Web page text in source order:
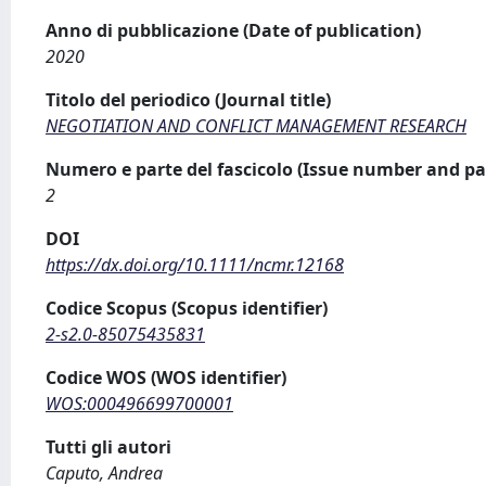
Anno di pubblicazione (Date of publication)
2020
Titolo del periodico (Journal title)
NEGOTIATION AND CONFLICT MANAGEMENT RESEARCH
Numero e parte del fascicolo (Issue number and
2
DOI
https://dx.doi.org/10.1111/ncmr.12168
Codice Scopus (Scopus identifier)
2-s2.0-85075435831
Codice WOS (WOS identifier)
WOS:000496699700001
Tutti gli autori
Caputo, Andrea